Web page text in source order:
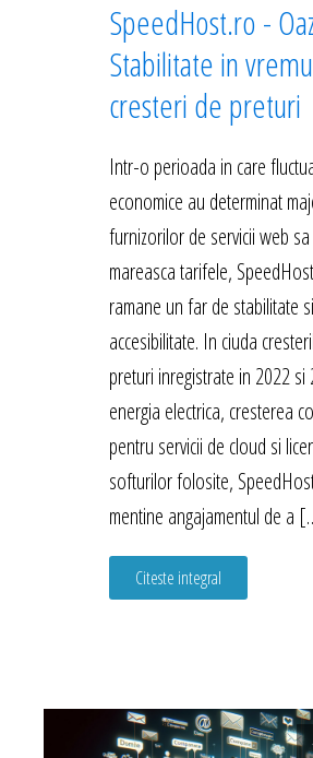
SpeedHost.ro -
Stabilitate in
cresteri de preturi
Intr-o perioada in care
economice au determinat
furnizorilor de servicii web
mareasca tarifele,
ramane un far de stabilitate si
accesibilitate. In ciuda
preturi inregistrate in 2022 si
energia electrica, cresterea
pentru servicii de cloud si
softurilor folosite,
mentine angajamentul de a
Citeste integral